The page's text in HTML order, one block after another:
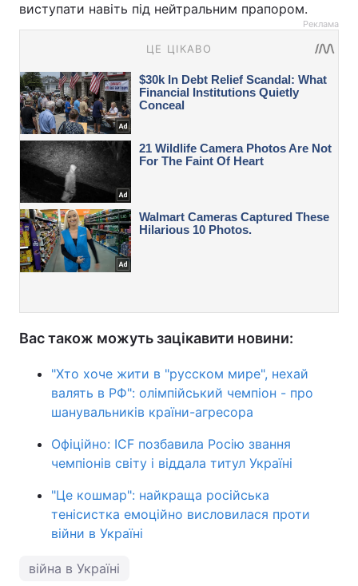
виступати навіть під нейтральним прапором.
Реклама
Вас також можуть зацікавити новини:
"Хто хоче жити в "русском мире", нехай
валять в РФ": олімпійський чемпіон - про
шанувальників країни-агресора
Офіційно: ICF позбавила Росію звання
чемпіонів світу і віддала титул Україні
"Це кошмар": найкраща російська
тенісистка емоційно висловилася проти
війни в Україні
війна в Україні